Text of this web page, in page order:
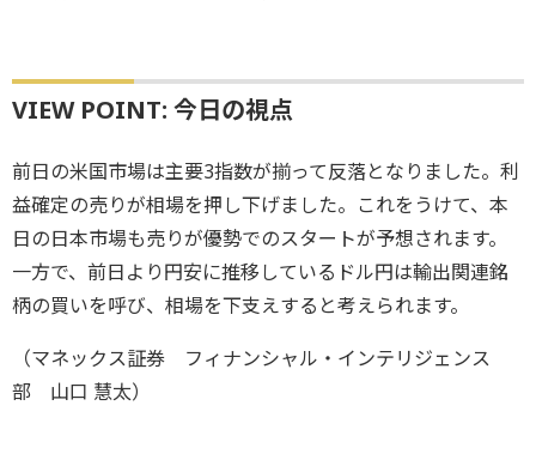
VIEW POINT: 今日の視点
前日の米国市場は主要3指数が揃って反落となりました。利
益確定の売りが相場を押し下げました。これをうけて、本
日の日本市場も売りが優勢でのスタートが予想されます。
一方で、前日より円安に推移しているドル円は輸出関連銘
柄の買いを呼び、相場を下支えすると考えられます。
（マネックス証券 フィナンシャル・インテリジェンス
部 山口 慧太）